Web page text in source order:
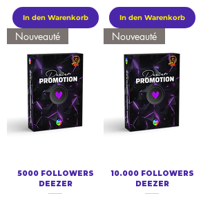
In den Warenkorb In den Warenkorb
Nouveauté
5000 FOLLOWERS
DEEZER
Nouveauté
10.000 FOLLOWERS
DEEZER